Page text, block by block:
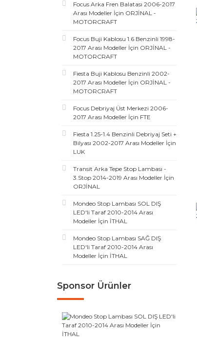
Focus Arka Fren Balatası 2006-2017
Arası Modeller İçin ORJİNAL -
MOTORCRAFT
Focus Buji Kablosu 1.6 Benzinli 1998-
2017 Arası Modeller İçin ORJİNAL -
MOTORCRAFT
Fiesta Buji Kablosu Benzinli 2002-
2017 Arası Modeller İçin ORJİNAL -
MOTORCRAFT
Focus Debriyaj Üst Merkezi 2006-
2017 Arası Modeller İçin FTE
Fiesta 1.25-1.4 Benzinli Debriyaj Seti +
Bilyası 2002-2017 Arası Modeller İçin
LUK
Transit Arka Tepe Stop Lambası -
3.Stop 2014-2019 Arası Modeller İçin
ORJİNAL
Mondeo Stop Lambası SOL DIŞ
LED'li Taraf 2010-2014 Arası
Modeller İçin İTHAL
Mondeo Stop Lambası SAĞ DIŞ
LED'li Taraf 2010-2014 Arası
Modeller İçin İTHAL
Sponsor Ürünler